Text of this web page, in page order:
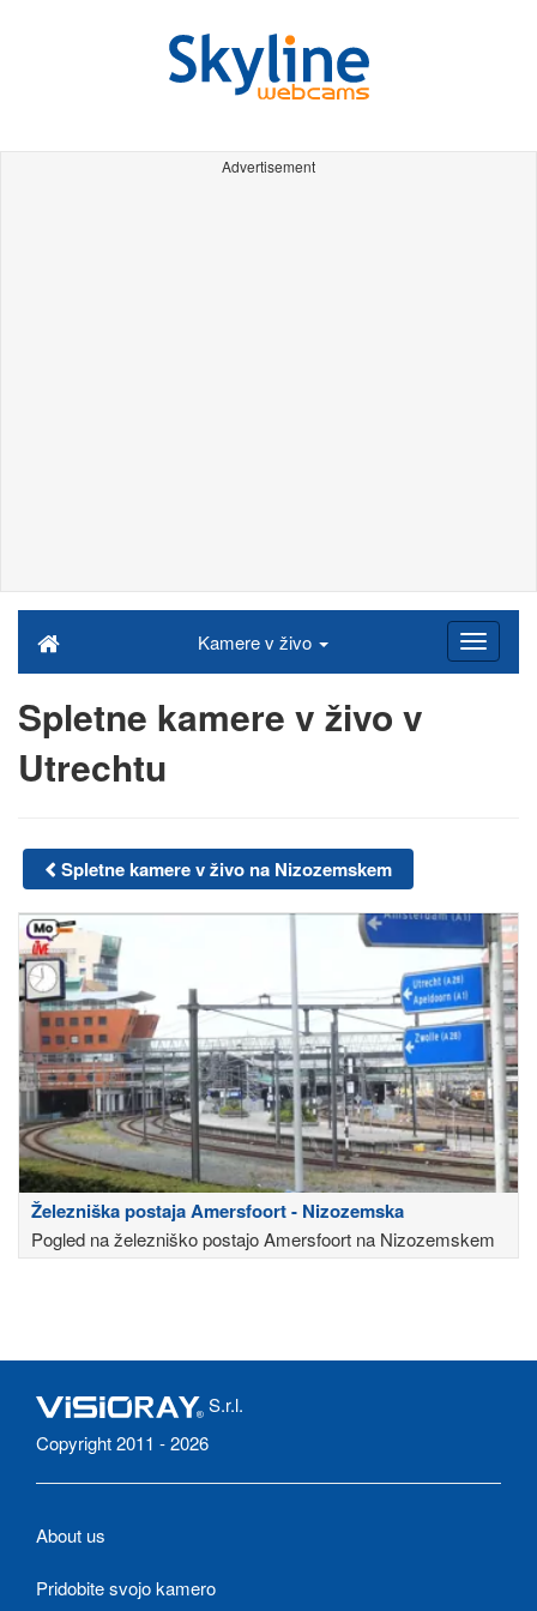
Advertisement
Kamere v živo
Spletne kamere v živo v
Utrechtu
Spletne kamere v živo na Nizozemskem
Železniška postaja Amersfoort - Nizozemska
Pogled na železniško postajo Amersfoort na Nizozemskem
S.r.l.
Copyright 2011 - 2026
About us
Pridobite svojo kamero